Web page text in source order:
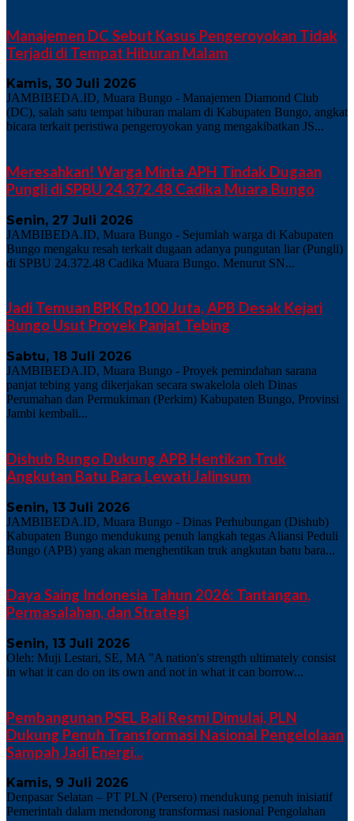
Manajemen DC Sebut Kasus Pengeroyokan Tidak
Terjadi di Tempat Hiburan Malam
Kamis, 30 Juli 2026
JAMBIBEDA.ID, Muara Bungo - Manajemen Diamond Club
(DC), salah satu tempat hiburan malam di Kabupaten Bungo, angkat
bicara terkait peristiwa pengeroyokan yang mengakibatkan JS...
Meresahkan! Warga Minta APH Tindak Dugaan
Pungli di SPBU 24.372.48 Cadika Muara Bungo
Senin, 27 Juli 2026
JAMBIBEDA.ID, Muara Bungo - Sejumlah warga di Kabupaten
Bungo mengaku resah terkait dugaan adanya pungutan liar (Pungli)
di SPBU 24.372.48 Cadika Muara Bungo. Menurut SN...
Jadi Temuan BPK Rp100 Juta, APB Desak Kejari
Bungo Usut Proyek Panjat Tebing
Sabtu, 18 Juli 2026
JAMBIBEDA.ID, Muara Bungo - Proyek pemindahan sarana
panjat tebing yang dikerjakan secara swakelola oleh Dinas
Perumahan dan Permukiman (Perkim) Kabupaten Bungo, Provinsi
Jambi kembali...
Dishub Bungo Dukung APB Hentikan Truk
Angkutan Batu Bara Lewati Jalinsum
Senin, 13 Juli 2026
JAMBIBEDA.ID, Muara Bungo - Dinas Perhubungan (Dishub)
Kabupaten Bungo mendukung penuh langkah tegas Aliansi Peduli
Bungo (APB) yang akan menghentikan truk angkutan batu bara...
Daya Saing Indonesia Tahun 2026: Tantangan,
Permasalahan, dan Strategi
Senin, 13 Juli 2026
Oleh: Muji Lestari, SE, MA "A nation's strength ultimately consist
in what it can do on its own and not in what it can borrow...
Pembangunan PSEL Bali Resmi Dimulai, PLN
Dukung Penuh Transformasi Nasional Pengelolaan
Sampah Jadi Energi...
Kamis, 9 Juli 2026
Denpasar Selatan – PT PLN (Persero) mendukung penuh inisiatif
Pemerintah dalam mendorong transformasi nasional Pengolahan